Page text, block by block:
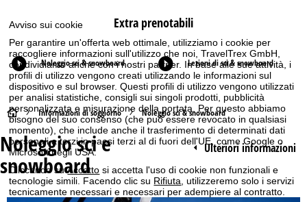
Avviso sui cookie
Per garantire un'offerta web ottimale, utilizziamo i cookie per
raccogliere informazioni sull'utilizzo che noi, TravelTrex GmbH,
condividiamo anche con i nostri partner. In base alle sue attività, i
profili di utilizzo vengono creati utilizzando le informazioni sul
dispositivo e sul browser. Questi profili di utilizzo vengono utilizzati
per analisi statistiche, consigli sui singoli prodotti, pubblicità
personalizzata e misurazione della portata. Per questo abbiamo
bisogno del suo consenso (che può essere revocato in qualsiasi
momento), che include anche il trasferimento di determinati dati
personali a terzi in paesi terzi al di fuori dell'UE, come Google o
Microsoft negli USA.
Cliccando suAccetto si accetta l'uso di cookie non funzionali e
tecnologie simili. Facendo clic su Rifiuta , utilizzeremo solo i servizi
tecnicamente necessari e necessari per adempiere al contratto.
Extra prenotabili
Noleggio sci & snowboard Lezioni di sci & snowboard
H
o
m
e
Informazioni di soggiorno Noleggio sci & snowboard
Ulteriori informazioni
Noleggio sci e
snowboard